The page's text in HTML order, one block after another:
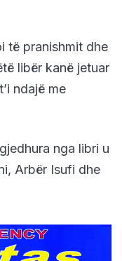
të pranishmit dhe
libër kanë jetuar
ndajë me
nga libri u
Arbër Isufi dhe